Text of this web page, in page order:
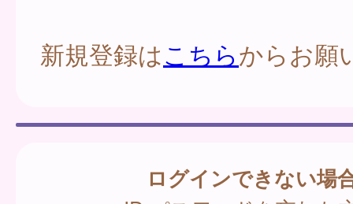
新規登録はこちらからお願
ログインできない場